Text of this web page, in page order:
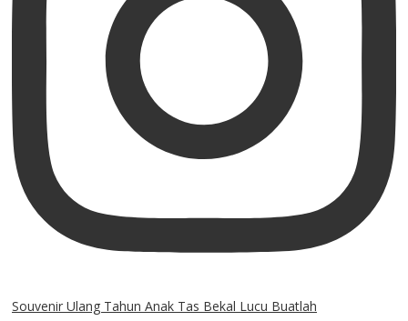
Souvenir Ulang Tahun Anak Tas Bekal Lucu Buatlah